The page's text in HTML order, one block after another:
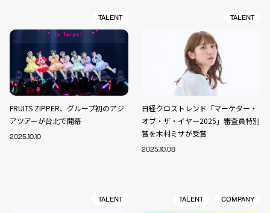
TALENT
FRUITS ZIPPER、グループ初のアジ
アツアーが台北で開幕
2025.10.10
TALENT
日経クロストレンド「マーケター・
オブ・ザ・イヤー2025」審査員特別
賞を木村ミサが受賞
2025.10.08
TALENT TALENT COMPANY